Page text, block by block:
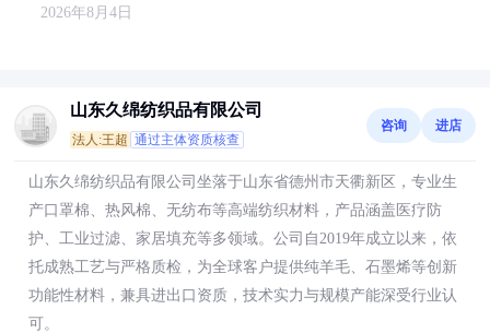
2026年8月4日
山东久绵纺织品有限公司
法人:王超 通过主体资质核查
咨询 进店
山东久绵纺织品有限公司坐落于山东省德州市天衢新区，专业生
产口罩棉、热风棉、无纺布等高端纺织材料，产品涵盖医疗防
护、工业过滤、家居填充等多领域。公司自2019年成立以来，依
托成熟工艺与严格质检，为全球客户提供纯羊毛、石墨烯等创新
功能性材料，兼具进出口资质，技术实力与规模产能深受行业认
可。